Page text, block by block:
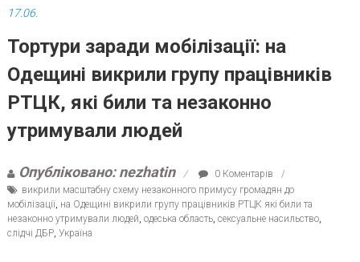
17.06.
Тортури заради мобілізації: на
Одещині викрили групу працівників
РТЦК, які били та незаконно
утримували людей
Опубліковано: nezhatin
0 Коментарів
викрили масштабну схему незаконного примусу громадян до
мобілізації, на Одещині викрили групу працівників РТЦК які били та
незаконно утримували людей одеська область, сексуальне насильство,
слідчі ДБР, Україна